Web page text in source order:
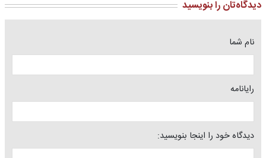
دیدگاه‌تان را بنویسید
نام شما
رایانامه
دیدگاه خود را اینجا بنویسید: